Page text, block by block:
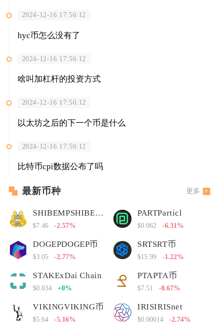
2024-12-16 17:56:12
hyc币怎么没有了
2024-12-16 17:56:12
啥叫加杠杆的投资方式
2024-12-16 17:56:12
以太坊之后的下一个币是什么
2024-12-16 17:56:12
比特币cpi数据公布了吗
最新币种 更多
SHIBEMPSHIBEMP币
$7.46 -2.57%
PARTParticl
$0.062 -6.31%
DOGEPDOGEP币
$3.05 -2.77%
SRTSRT币
$15.99 -1.22%
STAKExDai Chain
$0.034 +0%
PTAPTA币
$7.51 -0.67%
VIKINGVIKING币
$5.64 -5.16%
IRISIRISnet
$0.00014 -2.74%